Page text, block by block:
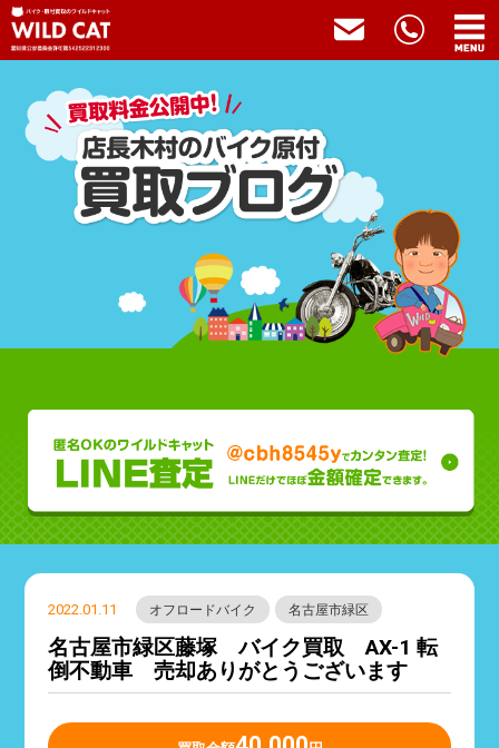
2022.01.11 オフロードバイク 名古屋市緑区
名古屋市緑区藤塚 バイク買取 AX-1 転
倒不動車 売却ありがとうございます